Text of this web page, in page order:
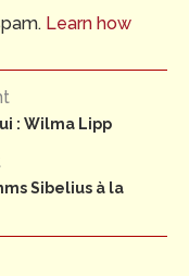
Learn how
: Wilma Lipp
Sibelius à la